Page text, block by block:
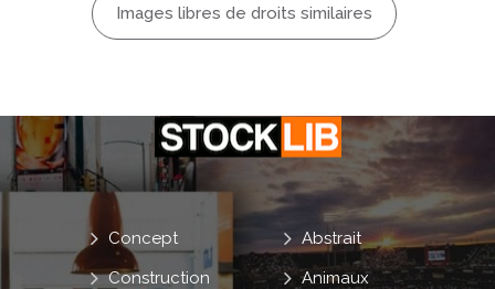
Images libres de droits similaires
Abstrait
Animaux
Concept
Construction